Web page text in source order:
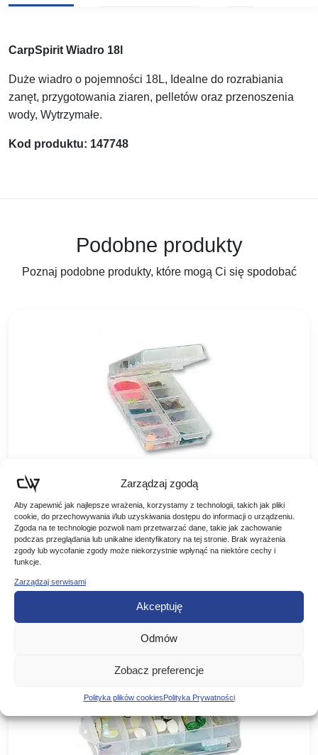
Zarządzaj zgodą
Aby zapewnić jak najlepsze wrażenia, korzystamy z technologii, takich jak pliki
cookie, do przechowywania i/lub uzyskiwania dostępu do informacji o urządzeniu.
Zgoda na te technologie pozwoli nam przetwarzać dane, takie jak zachowanie
podczas przeglądania lub unikalne identyfikatory na tej stronie. Brak wyrażenia
zgody lub wycofanie zgody może niekorzystnie wpłynąć na niektóre cechy i
funkcje.
Zarządzaj serwisami
Akceptuję
Odmów
Zobacz preferencje
Polityka plików cookiesPolityka Prywatności
CarpSpirit Wiadro 18l
Duże wiadro o pojemności 18L, Idealne do rozrabiania
zanęt, przygotowania ziaren, pelletów oraz przenoszenia
wody, Wytrzymałe.
Kod produktu: 147748
Podobne produkty
Poznaj podobne produkty, które mogą Ci się spodobać
JAXON PUDEŁKO DWUSTRONNE
SPINNINGOWE RH-149
Pudełka spinningowe na akcesoria wędkarskie i sztuczne
przynęty takie jak: woblery, obrotówki, wahadłówki i twistery.
Wykonane z polipropylenu, materiału bezpiecznego w
kontakcie z przynętami sztucznymi….
12,00zł
DODAJ DO KOSZYKA